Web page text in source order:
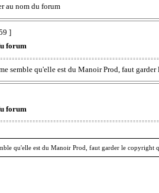
au nom du forum
]
forum
semble qu'elle est du Manoir Prod, faut
forum
qu'elle est du Manoir Prod, faut garder le copyright